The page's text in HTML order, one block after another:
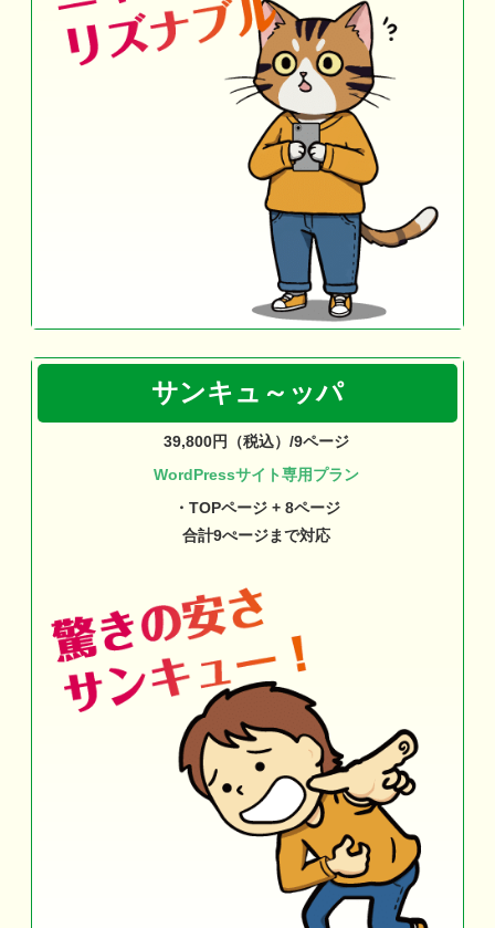
サンキュ～ッパ
39,800円（税込）/9ページ
WordPressサイト専用プラン
・TOPページ + 8ページ
合計9ぺージまで対応